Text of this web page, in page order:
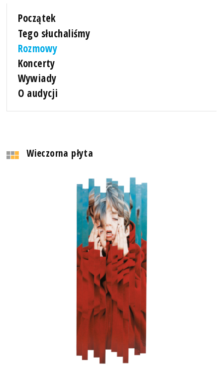
Początek
Tego słuchaliśmy
Rozmowy
Koncerty
Wywiady
O audycji
Wieczorna płyta